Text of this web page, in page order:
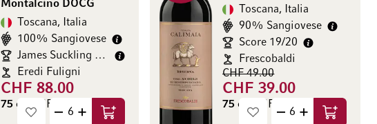
Montalcino DOCG
Toscana, Italia
100% Sangiovese
James Suckling 98/100
Eredi Fuligni
CHF 88.00
75 cl (CHF 117.33 / l)
Aggiungi al Carrello
Toscana, Italia
90% Sangiovese
Score 19/20
Frescobaldi
CHF 39.00
CHF 49.00
75 cl (CHF 52.00 / l)
Aggiungi